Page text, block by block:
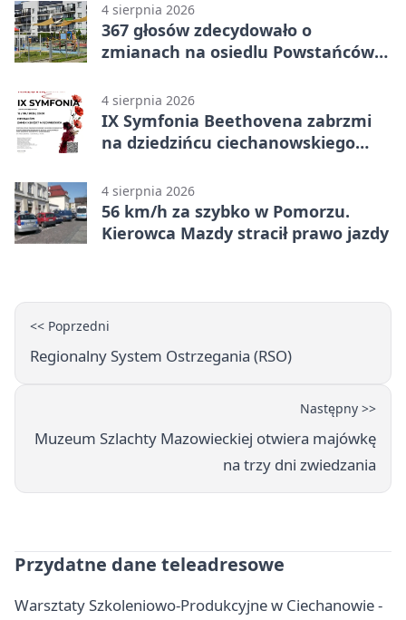
4 sierpnia 2026
367 głosów zdecydowało o
zmianach na osiedlu Powstańców
4 sierpnia 2026
IX Symfonia Beethovena zabrzmi
na dziedzińcu ciechanowskiego
4 sierpnia 2026
56 km/h za szybko w Pomorzu.
Kierowca Mazdy stracił prawo jazdy
<< Poprzedni
Regionalny System Ostrzegania (RSO)
Następny >>
Muzeum Szlachty Mazowieckiej otwiera majówkę
na trzy dni zwiedzania
Przydatne dane teleadresowe
Warsztaty Szkoleniowo‑Produkcyjne w Ciechanowie -